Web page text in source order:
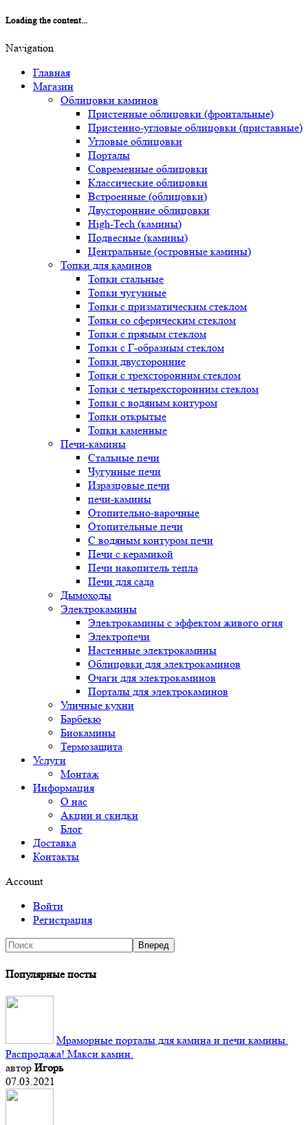
Loading the content...
Navigation
Главная
Магазин
Облицовки каминов
Пристенные облицовки (фронтальные)
Пристенно-угловые облицовки (приставные)
Угловые облицовки
Порталы
Современные облицовки
Классические облицовки
Встроенные (облицовки)
Двусторонние облицовки
High-Tech (камины)
Подвесные (камины)
Центральные (островные камины)
Топки для каминов
Топки стальные
Топки чугунные
Топки с призматическим стеклом
Топки со сферическим стеклом
Топки с прямым стеклом
Топки с Г-образным стеклом
Топки двусторонние
Топки с трехсторонним стеклом
Топки с четырехсторонним стеклом
Топки с водяным контуром
Топки открытые
Топки каменные
Печи-камины
Стальные печи
Чугунные печи
Изразцовые печи
печи-камины
Отопительно-варочные
Отопительные печи
С водяным контуром печи
Печи с керамикой
Печи накопитель тепла
Печи для сада
Дымоходы
Электрокамины
Электрокамины с эффектом живого огня
Электропечи
Настенные электрокамины
Облицовки для электрокаминов
Очаги для электрокаминов
Порталы для электрокаминов
Уличные кухни
Барбекю
Биокамины
Термозащита
Услуги
Монтаж
Информация
О нас
Акции и скидки
Блог
Доставка
Контакты
Account
Войти
Регистрация
Популярные посты
Мраморные порталы для камина и печи камины.
Распродажа! Макси камин.
автор Игорь
07.03.2021